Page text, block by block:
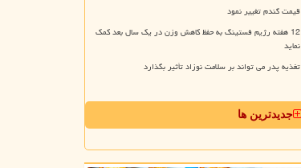
قیمت گندم تغییر نمود
12 هفته رژیم فستینگ به حفظ کاهش وزن در یک سال بعد کمک
نماید
تغذیه پدر می تواند بر سلامت نوزاد تأثیر بگذارد
جدیدترین ها